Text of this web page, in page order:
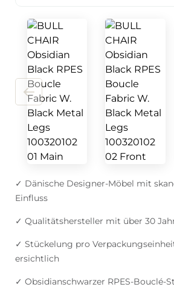
✓ Dänische Designer-Möbel mit
Einfluss
✓ Qualitätshersteller mit über 30
✓ Stückelung pro
ersichtlich
✓ Obsidianschwarzer RPES-Bouclé-